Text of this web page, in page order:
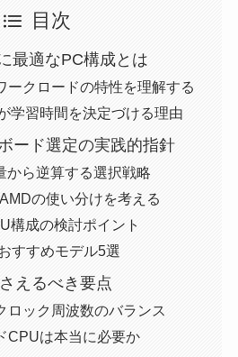
目次
最適なPC構成とは
ークロードの特性を理解する
学習時間を決定づける理由
ード選定の実践的指針
から逆算する選択戦略
の使い分けを考える
構成の検討ポイント
すすめモデル5選
えるべき要点
ロック周波数のバランス
CPUは本当に必要か